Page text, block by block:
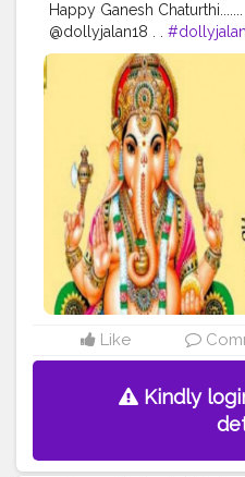
Happy Ganesh
@dollyjalan18 . .
#bappa #ganpati #ganesh
#ganpatibappamorya
#bappamorya #maharashtra
#ganeshchaturthi #mahadev
#bappamajha
#love
#ganeshotsav #om
#ganpatifestival #ganapati
#bhfyp
Like
Kindly